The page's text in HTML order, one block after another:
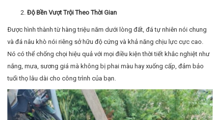
Độ Bền Vượt Trội Theo Thời Gian
Được hình thành từ hàng triệu năm dưới lòng đất, đá tự nhiên nói chung
và đá nâu khò nói riêng sở hữu độ cứng và khả năng chịu lực cực cao.
Nó có thể chống chọi hiệu quả với mọi điều kiện thời tiết khắc nghiệt như
nắng, mưa, sương giá mà không bị phai màu hay xuống cấp, đảm bảo
tuổi thọ lâu dài cho công trình của bạn.